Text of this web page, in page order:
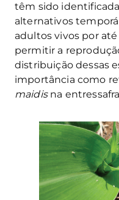
têm sido
alternativos
adultos vivos por
permitir a
distribuição dessas
importância como
maidisna